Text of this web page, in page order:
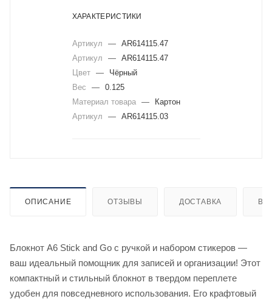
ХАРАКТЕРИСТИКИ
Артикул —
AR614115.47
Артикул
—
AR614115.47
Цвет —
Чёрный
Вес
—
0.125
Материал товара —
Картон
Артикул
— AR614115.03
ОПИСАНИЕ ОТЗЫВЫ ДОСТАВКА
Блокнот А6 Stick and Go с ручкой и набором стикеров —
ваш идеальный помощник для записей и организации! Этот
компактный и стильный блокнот в твердом переплете
удобен для повседневного использования. Его крафтовый